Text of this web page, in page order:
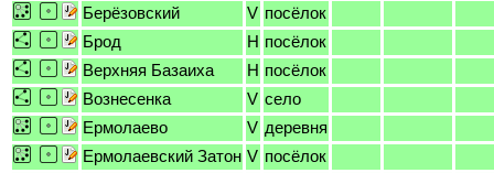
Берёзовский
V посёлок
Брод
H посёлок
Верхняя Базаиха
H посёлок
Вознесенка
V село
Ермолаево
V деревня
Ермолаевский Затон V посёлок